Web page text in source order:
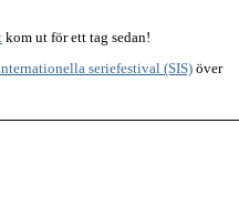
kom ut för ett tag sedan!
seriefestival (SIS) över